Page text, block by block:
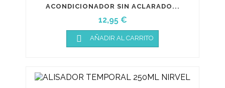
ACONDICIONADOR SIN ACLARADO...
Precio
12,95 €
 AÑADIR AL CARRITO